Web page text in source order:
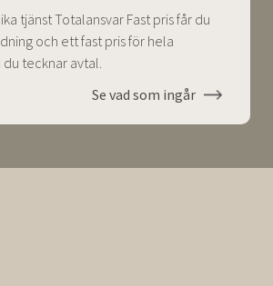
tjänst Totalansvar Fast pris får du
och ett fast pris för hela
tecknar avtal.
Se vad som ingår